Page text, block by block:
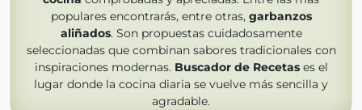
populares encontrarás, entre otras, garbanzos
aliñados. Son propuestas cuidadosamente
seleccionadas que combinan sabores tradicionales con
inspiraciones modernas. Buscador de Recetases el
lugar donde la cocina diaria se vuelve más sencilla y
agradable.